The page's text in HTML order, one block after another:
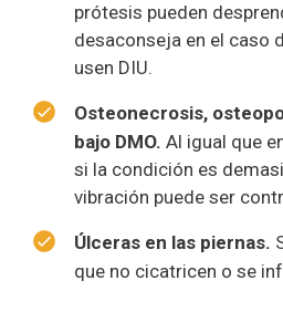
prótesis pueden
desaconseja en el caso
usen DIU.
Osteonecrosis,
bajo DMO. Al igual que
si la condición es
vibración puede ser
Úlceras en las piernas.
que no cicatricen o se